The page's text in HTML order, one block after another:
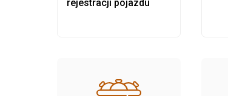
rejestracji pojazdu